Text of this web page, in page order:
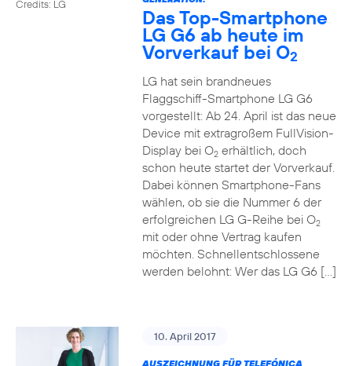
Credits: LG
Das Top-Smartphone
LG G6 ab heute im
Vorverkauf bei O2
LG hat sein brandneues
Flaggschiff-Smartphone LG G6
vorgestellt: Ab 24. April ist das neue
Device mit extragroßem FullVision-
Display bei O2erhältlich, doch
schon heute startet der Vorverkauf.
Dabei können Smartphone-Fans
wählen, ob sie die Nummer 6 der
erfolgreichen LG G-Reihe bei O2
mit oder ohne Vertrag kaufen
möchten. Schnellentschlossene
werden belohnt: Wer das LG G6 […]
10. April 2017
AUSZEICHNUNG FÜR TELEFÓNICA